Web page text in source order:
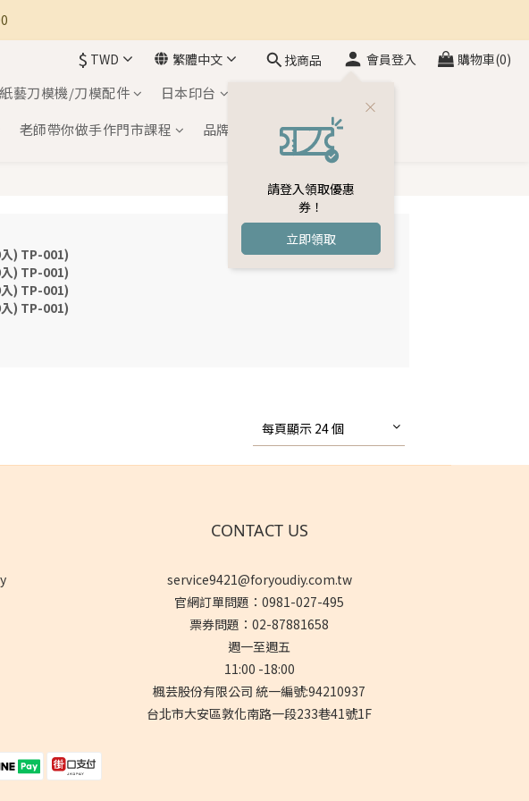
$ TWD 繁體中文 找商品 會員登入
請登入領取優惠
券！
立即領取
購物車(0)
紙藝刀模機/刀模配件 日本印台
老師帶你做手作門市課程 品牌介紹 會員專區
) TP-001)
) TP-001)
) TP-001)
) TP-001)
每頁顯示 24 個
CONTACT US
service9421@foryoudiy.com.tw
官網訂單問題：0981-027-495
票券問題：02-87881658
週一至週五
11:00 -18:00
楓芸股份有限公司 統一編號:94210937
台北市大安區敦化南路一段233巷41號1F